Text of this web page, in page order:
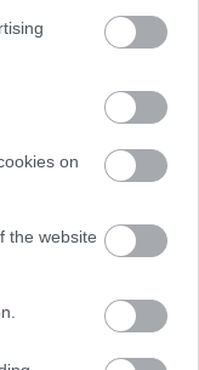
on
the website